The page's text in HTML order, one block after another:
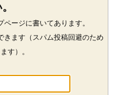
ージに書いてあります。
きます（スパム投稿回避のため
す）。